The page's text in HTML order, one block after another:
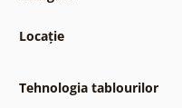
Locație
Tehnologia tablourilor